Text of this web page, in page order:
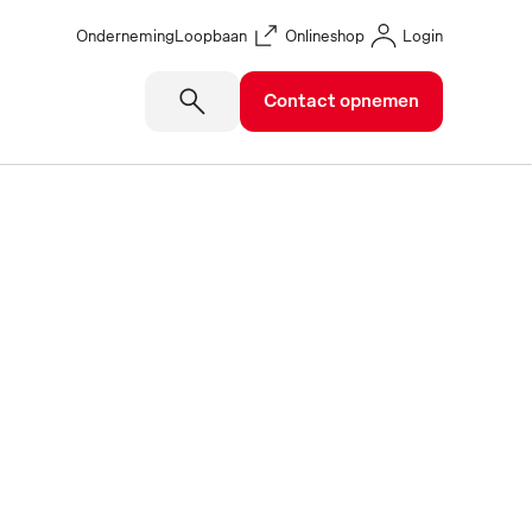
OndernemingLoopbaan Onlineshop Login
Contact opnemen